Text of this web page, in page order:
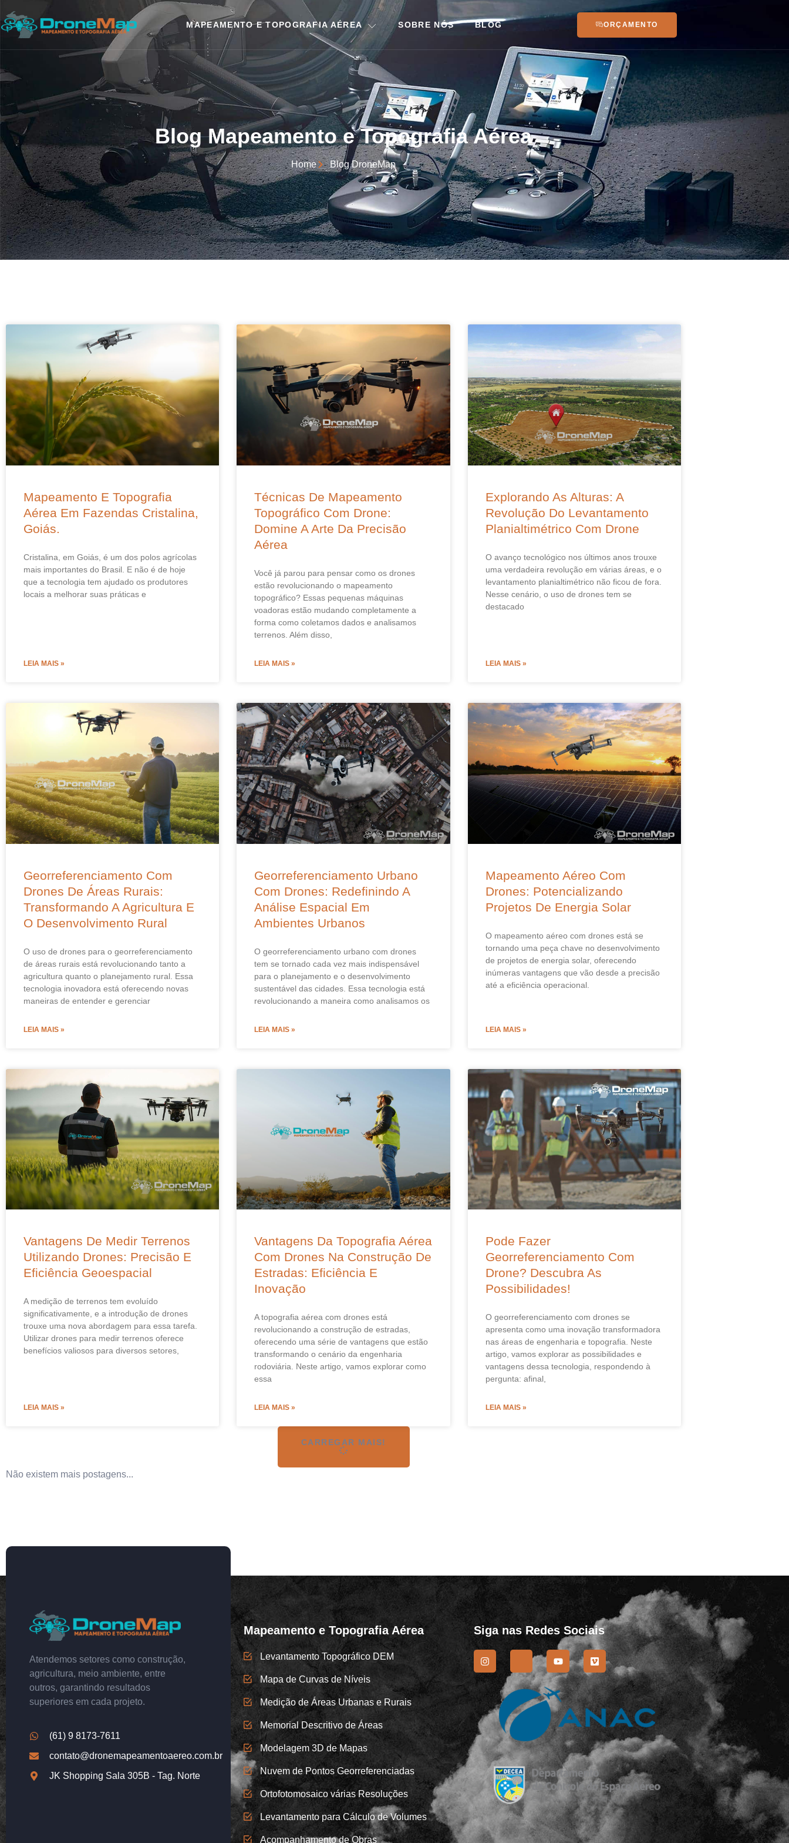
MAPEAMENTO E TOPOGRAFIA AÉREA SOBRE NÓS BLOG ORÇAMENTO
Blog Mapeamento e Topografia Aérea
Home Blog DroneMap
Mapeamento E Topografia
Aérea Em Fazendas Cristalina,
Goiás.
Cristalina, em Goiás, é um dos polos agrícolas
mais importantes do Brasil. E não é de hoje
que a tecnologia tem ajudado os produtores
locais a melhorar suas práticas e
LEIA MAIS »
Técnicas De Mapeamento
Topográfico Com Drone:
Domine A Arte Da Precisão
Aérea
Você já parou para pensar como os drones
estão revolucionando o mapeamento
topográfico? Essas pequenas máquinas
voadoras estão mudando completamente a
forma como coletamos dados e analisamos
terrenos. Além disso,
LEIA MAIS »
Explorando As Alturas: A
Revolução Do Levantamento
Planialtimétrico Com Drone
O avanço tecnológico nos últimos anos trouxe
uma verdadeira revolução em várias áreas, e o
levantamento planialtimétrico não ficou de fora.
Nesse cenário, o uso de drones tem se
destacado
LEIA MAIS »
Georreferenciamento Com
Drones De Áreas Rurais:
Transformando A Agricultura E
O Desenvolvimento Rural
O uso de drones para o georreferenciamento
de áreas rurais está revolucionando tanto a
agricultura quanto o planejamento rural. Essa
tecnologia inovadora está oferecendo novas
maneiras de entender e gerenciar
LEIA MAIS »
Georreferenciamento Urbano
Com Drones: Redefinindo A
Análise Espacial Em
Ambientes Urbanos
O georreferenciamento urbano com drones
tem se tornado cada vez mais indispensável
para o planejamento e o desenvolvimento
sustentável das cidades. Essa tecnologia está
revolucionando a maneira como analisamos os
LEIA MAIS »
Mapeamento Aéreo Com
Drones: Potencializando
Projetos De Energia Solar
O mapeamento aéreo com drones está se
tornando uma peça chave no desenvolvimento
de projetos de energia solar, oferecendo
inúmeras vantagens que vão desde a precisão
até a eficiência operacional.
LEIA MAIS »
Vantagens De Medir Terrenos
Utilizando Drones: Precisão E
Eficiência Geoespacial
A medição de terrenos tem evoluído
significativamente, e a introdução de drones
trouxe uma nova abordagem para essa tarefa.
Utilizar drones para medir terrenos oferece
benefícios valiosos para diversos setores,
LEIA MAIS »
Vantagens Da Topografia Aérea
Com Drones Na Construção De
Estradas: Eficiência E
Inovação
A topografia aérea com drones está
revolucionando a construção de estradas,
oferecendo uma série de vantagens que estão
transformando o cenário da engenharia
rodoviária. Neste artigo, vamos explorar como
essa
LEIA MAIS »
Pode Fazer
Georreferenciamento Com
Drone? Descubra As
Possibilidades!
O georreferenciamento com drones se
apresenta como uma inovação transformadora
nas áreas de engenharia e topografia. Neste
artigo, vamos explorar as possibilidades e
vantagens dessa tecnologia, respondendo à
pergunta: afinal,
LEIA MAIS »
CARREGAR MAIS!
Não existem mais postagens...
Atendemos setores como construção,
agricultura, meio ambiente, entre
outros, garantindo resultados
superiores em cada projeto.
(61) 9 8173-7611
contato@dronemapeamentoaereo.com.br
JK Shopping Sala 305B - Tag. Norte
Mapeamento e Topografia Aérea
Levantamento Topográfico DEM
Mapa de Curvas de Níveis
Medição de Áreas Urbanas e Rurais
Memorial Descritivo de Áreas
Modelagem 3D de Mapas
Nuvem de Pontos Georreferenciadas
Ortofotomosaico várias Resoluções
Levantamento para Cálculo de Volumes
Acompanhamento de Obras
Siga nas Redes Sociais